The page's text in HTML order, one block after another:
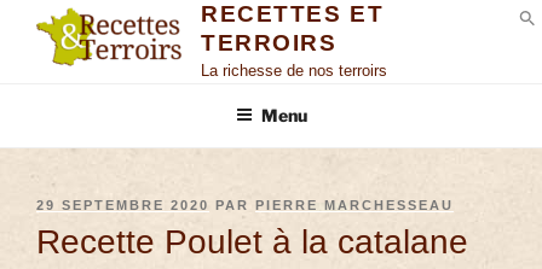
RECETTES ET
TERROIRS
La richesse de nos terroirs
Menu
29 SEPTEMBRE 2020 PAR PIERRE MARCHESSEAU
Recette Poulet à la catalane